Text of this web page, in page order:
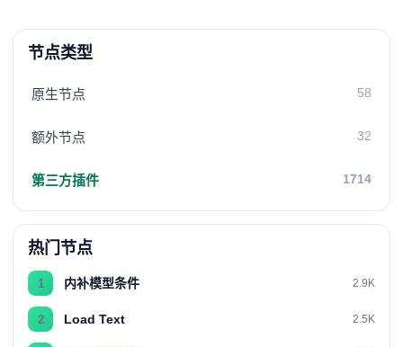
节点类型
原生节点 58
额外节点 32
第三方插件 1714
热门节点
1 内补模型条件 2.9K
2 Load Text 2.5K